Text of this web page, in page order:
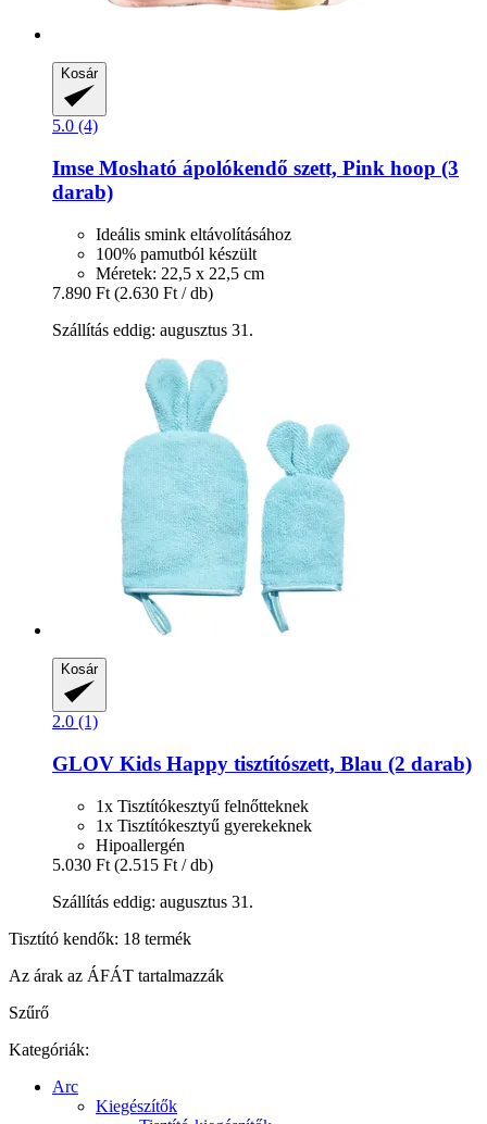
Kosár
5.0 (4)
Imse Mosható ápolókendő szett, Pink hoop (3
darab)
Ideális smink eltávolításához
100% pamutból készült
Méretek: 22,5 x 22,5 cm
7.890 Ft (2.630 Ft / db)
Szállítás eddig: augusztus 31.
Kosár
2.0 (1)
GLOV Kids Happy tisztítószett, Blau (2 darab)
1x Tisztítókesztyű felnőtteknek
1x Tisztítókesztyű gyerekeknek
Hipoallergén
5.030 Ft (2.515 Ft / db)
Szállítás eddig: augusztus 31.
Tisztító kendők: 18 termék
Az árak az ÁFÁT tartalmazzák
Szűrő
Kategóriák:
Arc
Kiegészítők